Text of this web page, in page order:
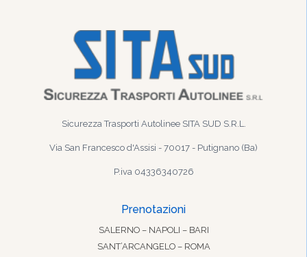
Sicurezza Trasporti Autolinee SITA SUD S.R.L.
Via San Francesco d'Assisi - 70017 - Putignano (Ba)
P.iva 04336340726
Prenotazioni
SALERNO – NAPOLI – BARI
SANT’ARCANGELO – ROMA